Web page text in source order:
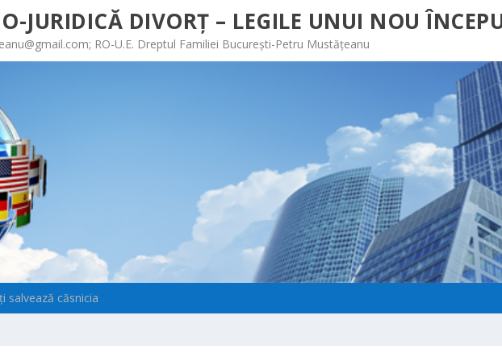
JURIDICĂ DIVORȚ – LEGILE UNUI NOU
; RO-U.E. Dreptul Familiei București-Petru Mustățeanu
salvează căsnicia